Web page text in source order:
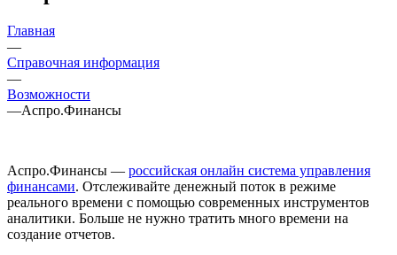
Главная
—
Справочная информация
—
Возможности
—Аспро.Финансы
Аспро.Финансы — российская онлайн система управления
финансами. Отслеживайте денежный поток в режиме
реального времени с помощью современных инструментов
аналитики. Больше не нужно тратить много времени на
создание отчетов.